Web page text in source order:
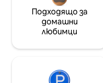
Подходящо за
домашни
любимци